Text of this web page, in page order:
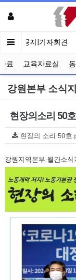
인 공지|기자회견
료 교육자료실
강원본부 소식지
현장의소리 50호
현장의 소리 50호
강원지역본부 월간소